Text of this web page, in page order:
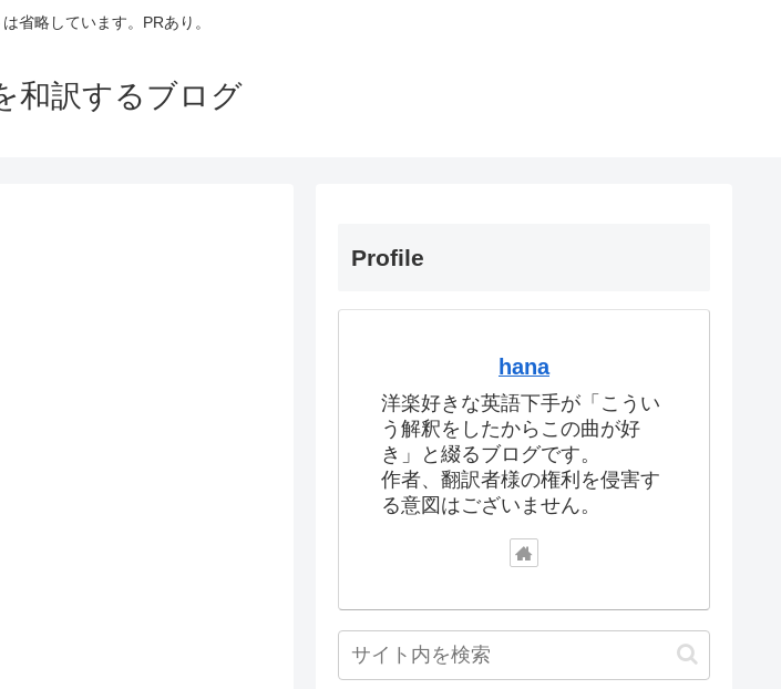
省略しています。PRあり。
和訳するブログ
Profile
hana
洋楽好きな英語下手が「こうい
う解釈をしたからこの曲が好
き」と綴るブログです。
作者、翻訳者様の権利を侵害す
る意図はございません。